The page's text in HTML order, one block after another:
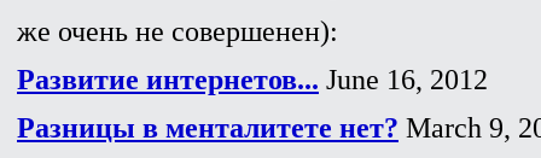
же очень не совершенен):
Развитие интернетов... June 16, 2012
Разницы в менталитете нет? March 9,